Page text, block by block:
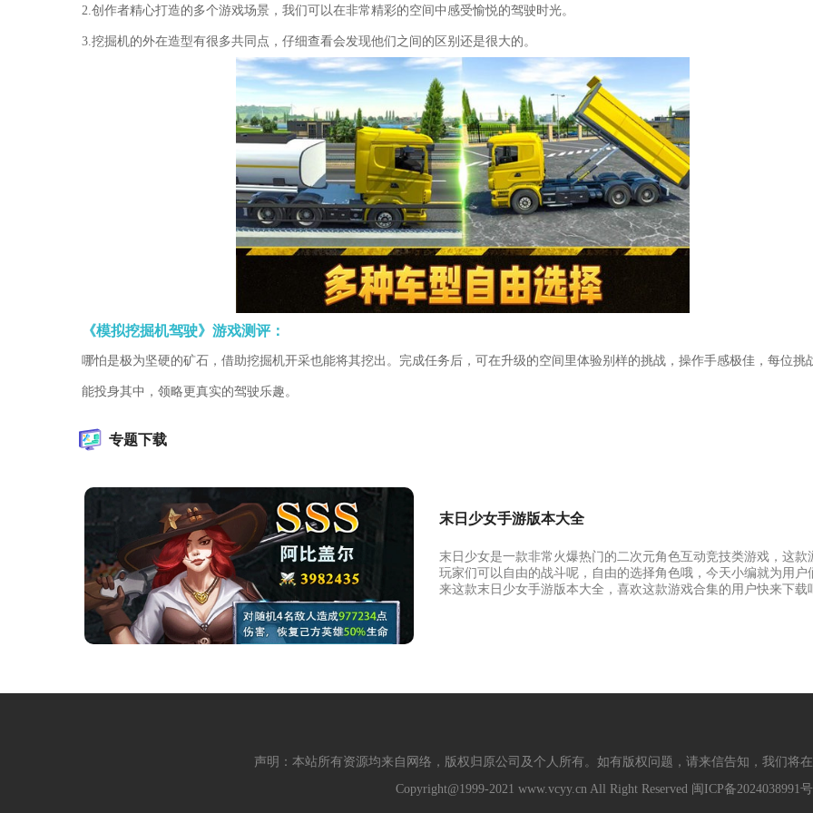
2.创作者精心打造的多个游戏场景，我们可以在非常精彩的空间中感受愉悦的驾驶时光。
3.挖掘机的外在造型有很多共同点，仔细查看会发现他们之间的区别还是很大的。
《模拟挖掘机驾驶》游戏测评：
哪怕是极为坚硬的矿石，借助挖掘机开采也能将其挖出。完成任务后，可在升级的空间里体验别样的挑战，操作手感极佳，每位挑
能投身其中，领略更真实的驾驶乐趣。
专题下载
末日少女手游版本大全
末日少女是一款非常火爆热门的二次元角色互动竞技类游戏，这款
玩家们可以自由的战斗呢，自由的选择角色哦，今天小编就为用户
来这款末日少女手游版本大全，喜欢这款游戏合集的用户快来下载
声明：本站所有资源均来自网络，版权归原公司及个人所有。如有版权问题，请来信告知，我们将
Copyright@1999-2021 www.vcyy.cn All Right Reserved 闽ICP备2024038991